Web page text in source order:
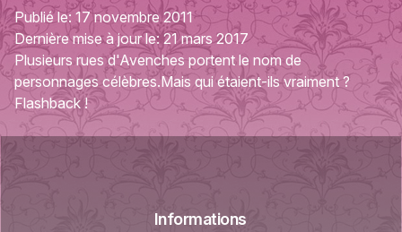
Publié le: 17 novembre 2011
Dernière mise à jour le:21 mars 2017
Plusieurs rues d'Avenches portent le nom de
personnages célèbres.Mais qui étaient-ils vraiment ?
Flashback !
Informations